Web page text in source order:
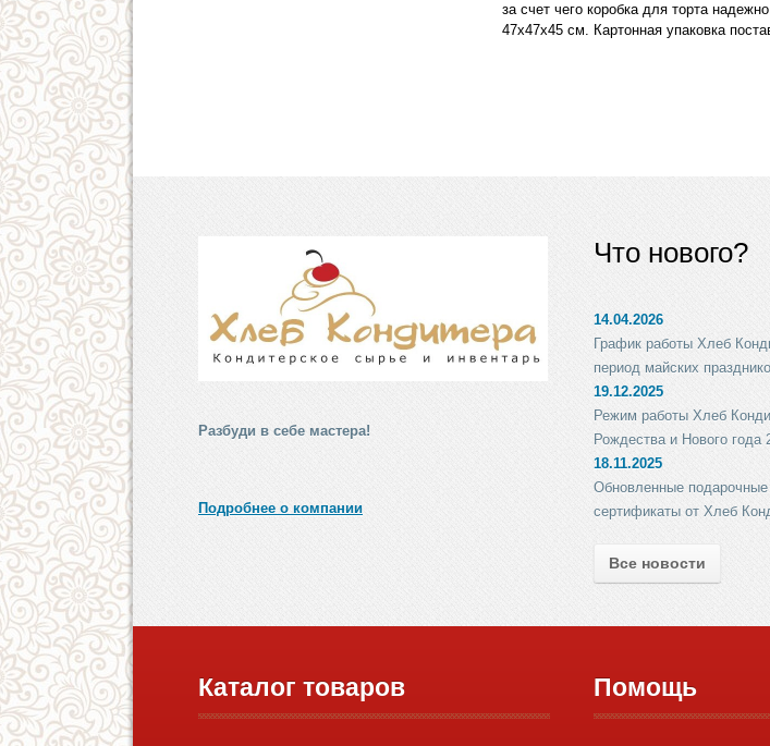
за счет чего коробка для торта
47х47х45 см. Картонная упаковка
Разбуди в себе мастера!
Подробнее о компании
Что нового?
14.04.2026
График работы Хлеб
период майских
19.12.2025
Режим работы Хлеб
Рождества и Нового года
18.11.2025
Обновленные подарочные
сертификаты от Хлеб
Все новости
Каталог товаров Помощь